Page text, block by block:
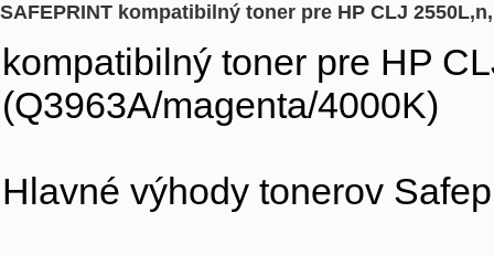
SAFEPRINT kompatibilný toner pre HP CLJ
kompatibilný toner pre HP
(Q3963A/magenta/4000K)
Hlavné výhody tonerov